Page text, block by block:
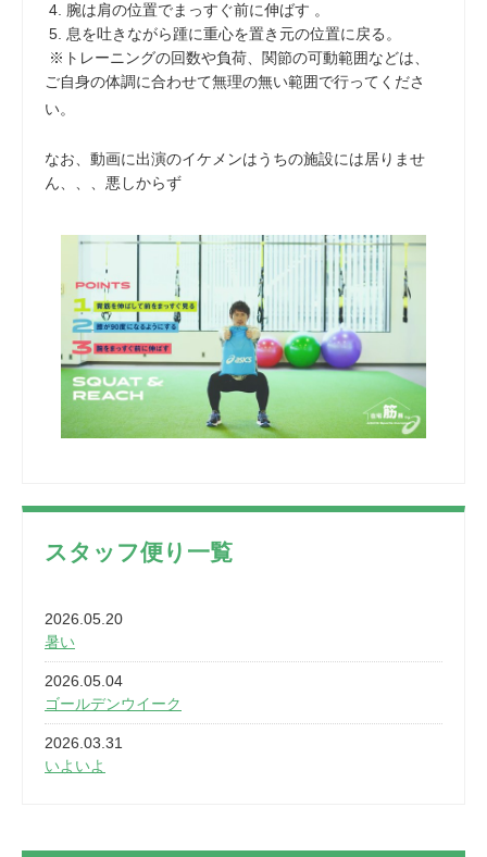
4. 腕は肩の位置でまっすぐ前に伸ばす 。
5. 息を吐きながら踵に重心を置き元の位置に戻る。
※トレーニングの回数や負荷、関節の可動範囲などは、
ご自身の体調に合わせて無理の無い範囲で行ってくださ
い。
なお、動画に出演のイケメンはうちの施設には居りませ
ん、、、悪しからず
スタッフ便り一覧
2026.05.20
暑い
2026.05.04
ゴールデンウイーク
2026.03.31
いよいよ